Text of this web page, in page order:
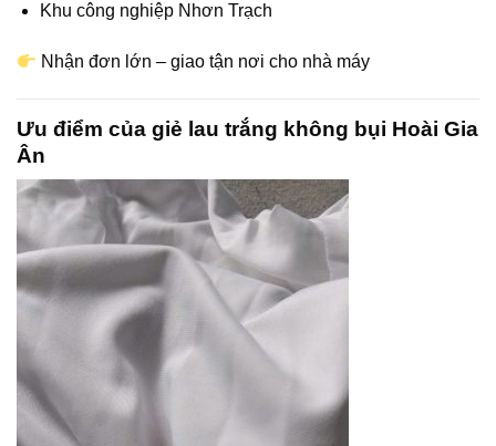
Khu công nghiệp Nhơn Trạch
Nhận đơn lớn – giao tận nơi cho nhà máy
Ưu điểm của giẻ lau trắng không bụi Hoài Gia
Ân